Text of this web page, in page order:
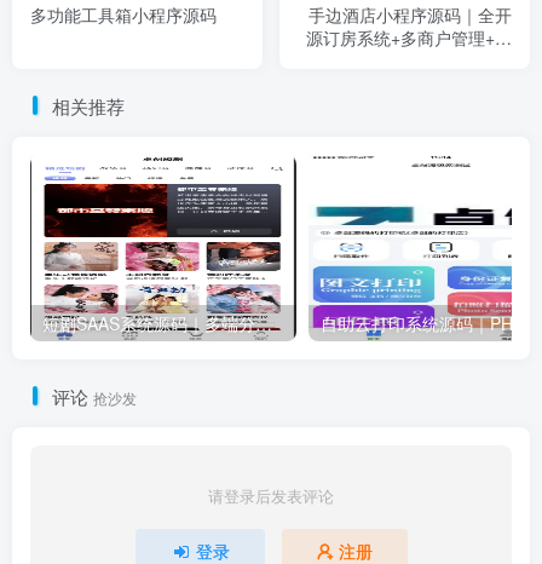
多功能工具箱小程序源码
手边酒店小程序源码｜全开
源订房系统+多商户管理+微
相关推荐
短剧SAAS系统源码｜多端分销+云存储+多租户架构
评论 抢沙发
请登录后发表评论
登录 注册